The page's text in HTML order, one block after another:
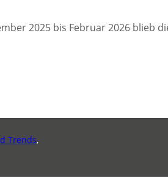
2025 bis Februar 2026 blieb
Trends,